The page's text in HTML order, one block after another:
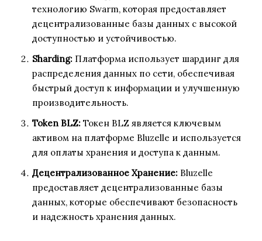
технологию Swarm, которая предоставляет
децентрализованные базы данных с высокой
доступностью и устойчивостью.
Sharding: Платформа использует шардинг для
распределения данных по сети, обеспечивая
быстрый доступ к информации и улучшенную
производительность.
Token BLZ: Токен BLZ является ключевым
активом на платформе Bluzelle и используется
для оплаты хранения и доступа к данным.
Децентрализованное Хранение: Bluzelle
предоставляет децентрализованные базы
данных, которые обеспечивают безопасность
и надежность хранения данных.